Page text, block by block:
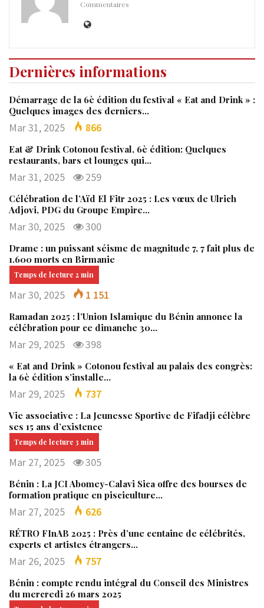
Commentaires
Dernières informations
Démarrage de la 6è édition du festival « Eat and Drink » :
Quelques images des derniers…
Mar 31, 2025 866
Eat & Drink Cotonou festival, 6è édition: Quelques
restaurants, bars et lounges qui…
Mar 31, 2025 259
Célébration de l’Aïd El Fitr 2025 : Les vœux de Ulrich
Adjovi, PDG du Groupe Empire…
Mar 30, 2025 300
Drame : un puissant séisme de magnitude 7, 7 fait plus de
1.600 morts en Birmanie
Mar 30, 2025 1 151
Ramadan 2025 : l’Union Islamique du Bénin annonce la
célébration pour ce dimanche 30…
Mar 29, 2025 398
« Eat and Drink » Cotonou festival au palais des congrès:
la 6è édition s’installe…
Mar 29, 2025 737
Vie associative : La Jeunesse Sportive de Fifadji célèbre
ses 15 ans d’existence
Mar 27, 2025 305
Bénin : La JCI Abomey-Calavi Sica offre des bourses de
formation pratique en pisciculture…
Mar 27, 2025 626
RÉTRO FInAB 2025 : Près d’une centaine de célébrités,
experts et artistes étrangers…
Mar 26, 2025 757
Bénin : compte rendu intégral du Conseil des Ministres
du mercredi 26 mars 2025